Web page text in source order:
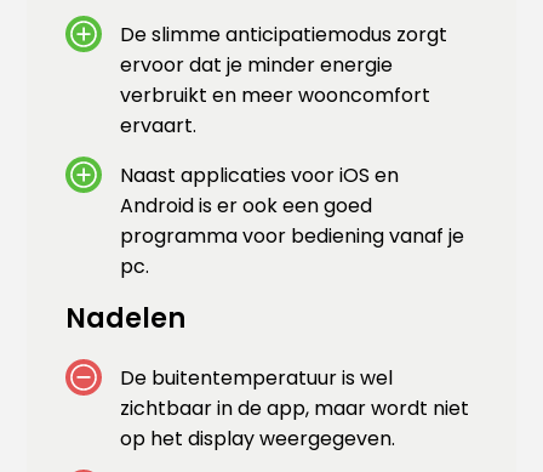
De slimme anticipatiemodus zorgt
ervoor dat je minder energie
verbruikt en meer wooncomfort
ervaart.
Naast applicaties voor iOS en
Android is er ook een goed
programma voor bediening vanaf je
pc.
Nadelen
De buitentemperatuur is wel
zichtbaar in de app, maar wordt niet
op het display weergegeven.